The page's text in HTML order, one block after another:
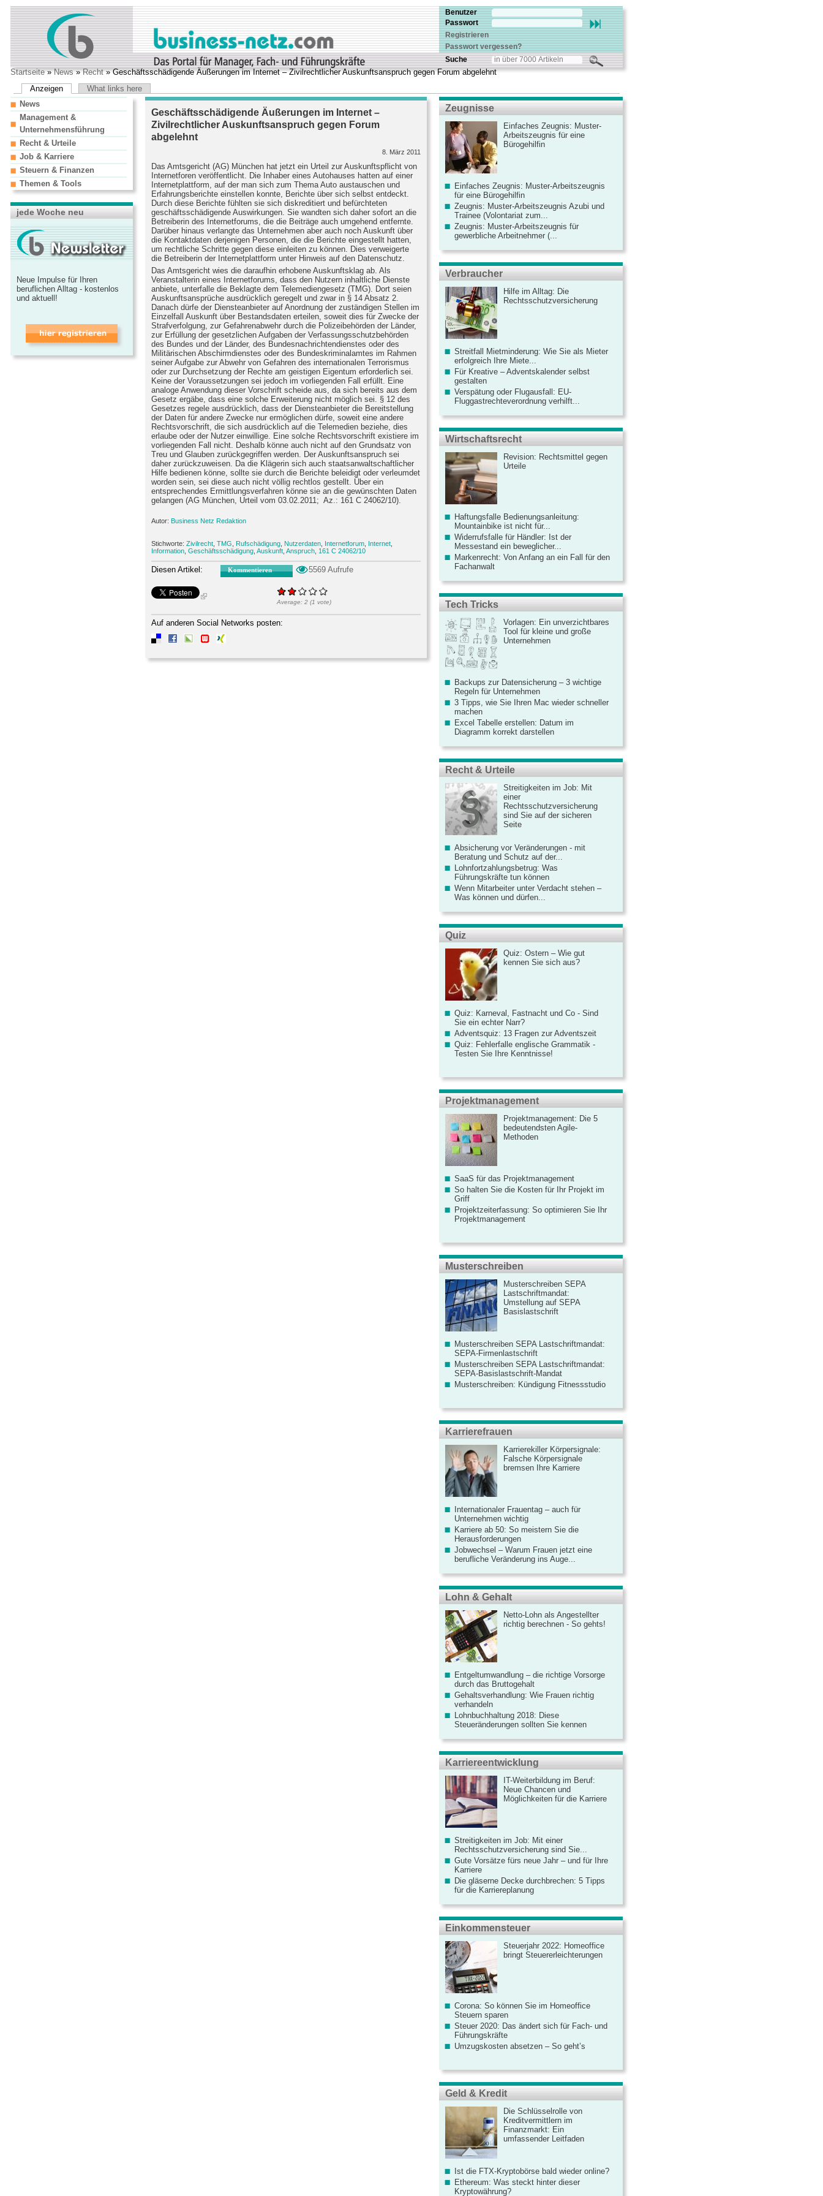
Benutzer
Passwort
Registrieren
Passwort vergessen?
Suche
Startseite»News»Recht» Geschäftsschädigende Äußerungen im Internet – Zivilrechtlicher Auskunftsanspruch gegen Forum abgelehnt
Anzeigen
What links here
Geschäftsschädigende Äußerungen im Internet –
Zivilrechtlicher Auskunftsanspruch gegen Forum
abgelehnt
8. März 2011
Das Amtsgericht (AG) München hat jetzt ein Urteil zur Auskunftspflicht von
Internetforen veröffentlicht. Die Inhaber eines Autohauses hatten auf einer
Internetplattform, auf der man sich zum Thema Auto austauschen und
Erfahrungsberichte einstellen konnte, Berichte über sich selbst entdeckt.
Durch diese Berichte fühlten sie sich diskreditiert und befürchteten
geschäftsschädigende Auswirkungen. Sie wandten sich daher sofort an die
Betreiberin des Internetforums, die die Beiträge auch umgehend entfernte.
Darüber hinaus verlangte das Unternehmen aber auch noch Auskunft über
die Kontaktdaten derjenigen Personen, die die Berichte eingestellt hatten,
um rechtliche Schritte gegen diese einleiten zu können. Dies verweigerte
die Betreiberin der Internetplattform unter Hinweis auf den Datenschutz.
Das Amtsgericht wies die daraufhin erhobene Auskunftsklag ab. Als
Veranstalterin eines Internetforums, dass den Nutzern inhaltliche Dienste
anbiete, unterfalle die Beklagte dem Telemediengesetz (TMG). Dort seien
Auskunftsansprüche ausdrücklich geregelt und zwar in § 14 Absatz 2.
Danach dürfe der Diensteanbieter auf Anordnung der zuständigen Stellen im
Einzelfall Auskunft über Bestandsdaten erteilen, soweit dies für Zwecke der
Strafverfolgung, zur Gefahrenabwehr durch die Polizeibehörden der Länder,
zur Erfüllung der gesetzlichen Aufgaben der Verfassungsschutzbehörden
des Bundes und der Länder, des Bundesnachrichtendienstes oder des
Militärischen Abschirmdienstes oder des Bundeskriminalamtes im Rahmen
seiner Aufgabe zur Abwehr von Gefahren des internationalen Terrorismus
oder zur Durchsetzung der Rechte am geistigen Eigentum erforderlich sei.
Keine der Voraussetzungen sei jedoch im vorliegenden Fall erfüllt. Eine
analoge Anwendung dieser Vorschrift scheide aus, da sich bereits aus dem
Gesetz ergäbe, dass eine solche Erweiterung nicht möglich sei. § 12 des
Gesetzes regele ausdrücklich, dass der Diensteanbieter die Bereitstellung
der Daten für andere Zwecke nur ermöglichen dürfe, soweit eine andere
Rechtsvorschrift, die sich ausdrücklich auf die Telemedien beziehe, dies
erlaube oder der Nutzer einwillige. Eine solche Rechtsvorschrift existiere im
vorliegenden Fall nicht. Deshalb könne auch nicht auf den Grundsatz von
Treu und Glauben zurückgegriffen werden. Der Auskunftsanspruch sei
daher zurückzuweisen. Da die Klägerin sich auch staatsanwaltschaftlicher
Hilfe bedienen könne, sollte sie durch die Berichte beleidigt oder verleumdet
worden sein, sei diese auch nicht völlig rechtlos gestellt. Über ein
entsprechendes Ermittlungsverfahren könne sie an die gewünschten Daten
gelangen (AG München, Urteil vom 03.02.2011; Az.: 161 C 24062/10).
Autor: Business Netz Redaktion
Stichworte: Zivilrecht TMG Rufschädigung Nutzerdaten Internetforum Internet
Information Geschäftsschädigung Auskunft Anspruch 161 C 24062/10
Diesen Artikel: Kommentieren 5569 Aufrufe
Average: 2 (1 vote)
Auf anderen Social Networks posten:
News
Management &
Unternehmensführung
Recht & Urteile
Job & Karriere
Steuern & Finanzen
Themen & Tools
jede Woche neu
Neue Impulse für Ihren
beruflichen Alltag - kostenlos
und aktuell!
Zeugnisse
Einfaches Zeugnis: Muster-
Arbeitszeugnis für eine
Bürogehilfin
Einfaches Zeugnis: Muster-Arbeitszeugnis
für eine Bürogehilfin
Zeugnis: Muster-Arbeitszeugnis Azubi und
Trainee (Volontariat zum...
Zeugnis: Muster-Arbeitszeugnis für
gewerbliche Arbeitnehmer (...
Verbraucher
Hilfe im Alltag: Die
Rechtsschutzversicherung
Streitfall Mietminderung: Wie Sie als Mieter
erfolgreich Ihre Miete...
Für Kreative – Adventskalender selbst
gestalten
Verspätung oder Flugausfall: EU-
Fluggastrechteverordnung verhilft...
Wirtschaftsrecht
Revision: Rechtsmittel gegen
Urteile
Haftungsfalle Bedienungsanleitung:
Mountainbike ist nicht für...
Widerrufsfalle für Händler: Ist der
Messestand ein beweglicher...
Markenrecht: Von Anfang an ein Fall für den
Fachanwalt
Tech Tricks
Vorlagen: Ein unverzichtbares
Tool für kleine und große
Unternehmen
Backups zur Datensicherung – 3 wichtige
Regeln für Unternehmen
3 Tipps, wie Sie Ihren Mac wieder schneller
machen
Excel Tabelle erstellen: Datum im
Diagramm korrekt darstellen
Recht & Urteile
Streitigkeiten im Job: Mit
einer
Rechtsschutzversicherung
sind Sie auf der sicheren
Seite
Absicherung vor Veränderungen - mit
Beratung und Schutz auf der...
Lohnfortzahlungsbetrug: Was
Führungskräfte tun können
Wenn Mitarbeiter unter Verdacht stehen –
Was können und dürfen...
Quiz
Quiz: Ostern – Wie gut
kennen Sie sich aus?
Quiz: Karneval, Fastnacht und Co - Sind
Sie ein echter Narr?
Adventsquiz: 13 Fragen zur Adventszeit
Quiz: Fehlerfalle englische Grammatik -
Testen Sie Ihre Kenntnisse!
Projektmanagement
Projektmanagement: Die 5
bedeutendsten Agile-
Methoden
SaaS für das Projektmanagement
So halten Sie die Kosten für Ihr Projekt im
Griff
Projektzeiterfassung: So optimieren Sie Ihr
Projektmanagement
Musterschreiben
Musterschreiben SEPA
Lastschriftmandat:
Umstellung auf SEPA
Basislastschrift
Musterschreiben SEPA Lastschriftmandat:
SEPA-Firmenlastschrift
Musterschreiben SEPA Lastschriftmandat:
SEPA-Basislastschrift-Mandat
Musterschreiben: Kündigung Fitnessstudio
Karrierefrauen
Karrierekiller Körpersignale:
Falsche Körpersignale
bremsen Ihre Karriere
Internationaler Frauentag – auch für
Unternehmen wichtig
Karriere ab 50: So meistern Sie die
Herausforderungen
Jobwechsel – Warum Frauen jetzt eine
berufliche Veränderung ins Auge...
Lohn & Gehalt
Netto-Lohn als Angestellter
richtig berechnen - So gehts!
Entgeltumwandlung – die richtige Vorsorge
durch das Bruttogehalt
Gehaltsverhandlung: Wie Frauen richtig
verhandeln
Lohnbuchhaltung 2018: Diese
Steueränderungen sollten Sie kennen
Karriereentwicklung
IT-Weiterbildung im Beruf:
Neue Chancen und
Möglichkeiten für die Karriere
Streitigkeiten im Job: Mit einer
Rechtsschutzversicherung sind Sie...
Gute Vorsätze fürs neue Jahr – und für Ihre
Karriere
Die gläserne Decke durchbrechen: 5 Tipps
für die Karriereplanung
Einkommensteuer
Steuerjahr 2022: Homeoffice
bringt Steuererleichterungen
Corona: So können Sie im Homeoffice
Steuern sparen
Steuer 2020: Das ändert sich für Fach- und
Führungskräfte
Umzugskosten absetzen – So geht’s
Geld & Kredit
Die Schlüsselrolle von
Kreditvermittlern im
Finanzmarkt: Ein
umfassender Leitfaden
Ist die FTX-Kryptobörse bald wieder online?
Ethereum: Was steckt hinter dieser
Kryptowährung?